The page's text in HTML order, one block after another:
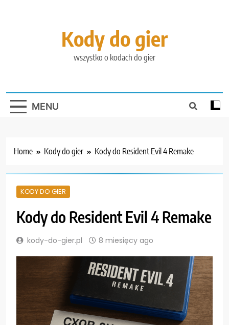
Kody do gier
wszystko o kodach do gier
MENU
Home Kody do gier Kody do Resident Evil 4 Remake
KODY DO GIER
Kody do Resident Evil 4 Remake
kody-do-gier.pl 8 miesięcy ago